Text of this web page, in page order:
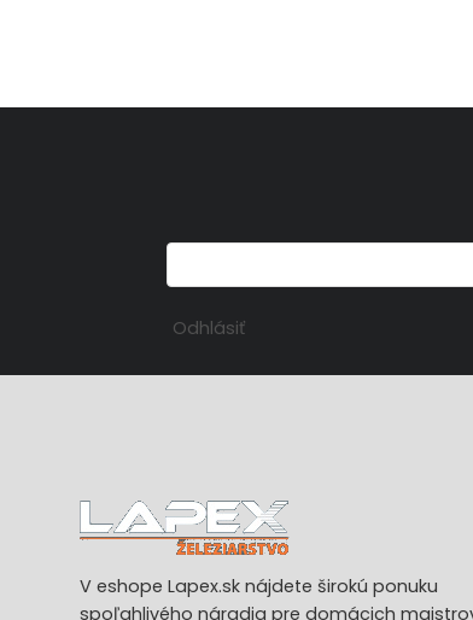
Odhlásiť
V eshope Lapex.sk nájdete širokú ponuku
spoľahlivého náradia pre domácich